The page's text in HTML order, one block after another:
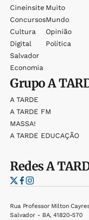
Cineinsite
Concursos
Cultura
Digital
Salvador
Economia
Muito
Mundo
Opinião
Política
GrupoA
A TARDE
A TARDE FM
MASSA!
A TARDE EDUCAÇÃO
RedesA
Rua Professor Milton
Salvador - BA, 41820-570